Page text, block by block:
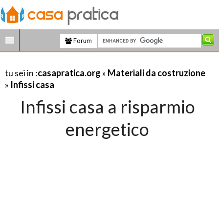
Forum
tu sei in :casapratica.org » Materiali da costruzione
» Infissi casa
Infissi casa a risparmio
energetico